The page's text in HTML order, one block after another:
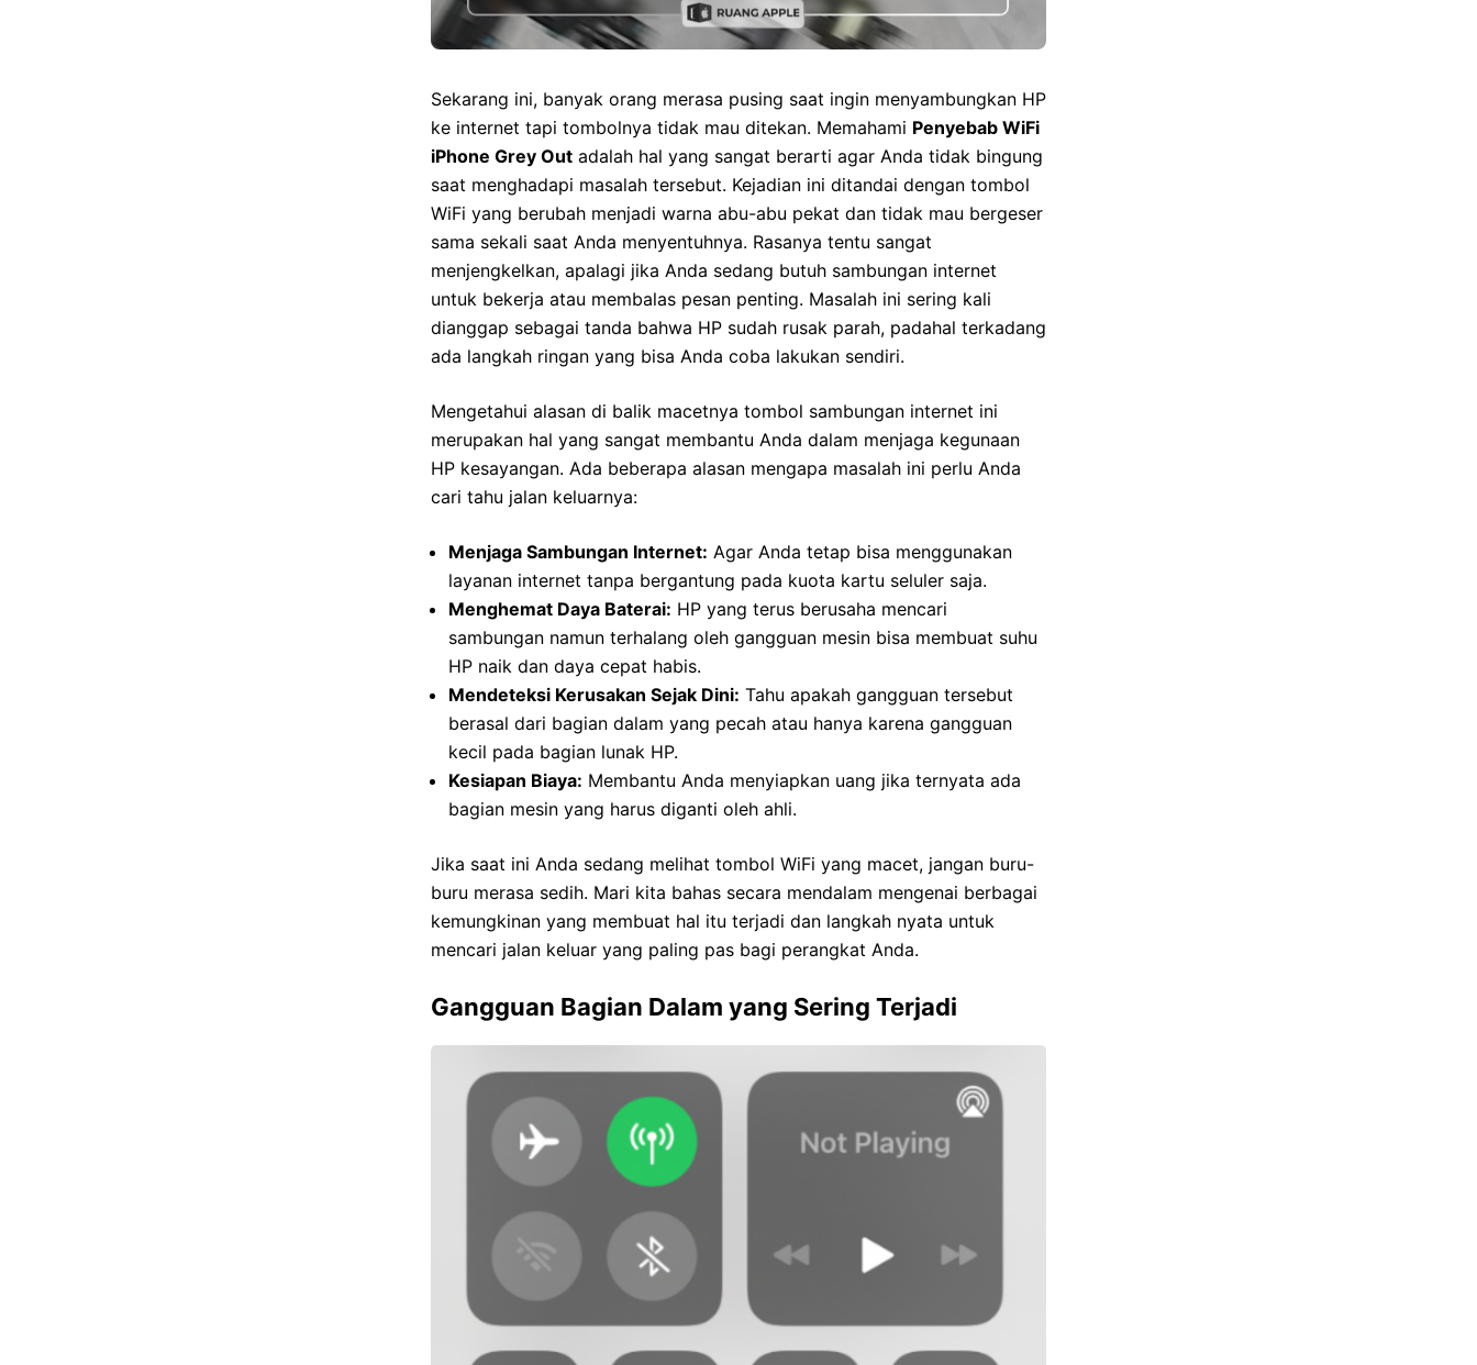
Sekarang ini, banyak orang merasa pusing saat ingin menyambungkan HP
ke internet tapi tombolnya tidak mau ditekan. Memahami Penyebab WiFi
iPhone Grey Out adalah hal yang sangat berarti agar Anda tidak bingung
saat menghadapi masalah tersebut. Kejadian ini ditandai dengan tombol
WiFi yang berubah menjadi warna abu-abu pekat dan tidak mau bergeser
sama sekali saat Anda menyentuhnya. Rasanya tentu sangat
menjengkelkan, apalagi jika Anda sedang butuh sambungan internet
untuk bekerja atau membalas pesan penting. Masalah ini sering kali
dianggap sebagai tanda bahwa HP sudah rusak parah, padahal terkadang
ada langkah ringan yang bisa Anda coba lakukan sendiri.
Mengetahui alasan di balik macetnya tombol sambungan internet ini
merupakan hal yang sangat membantu Anda dalam menjaga kegunaan
HP kesayangan. Ada beberapa alasan mengapa masalah ini perlu Anda
cari tahu jalan keluarnya:
Menjaga Sambungan Internet: Agar Anda tetap bisa menggunakan
layanan internet tanpa bergantung pada kuota kartu seluler saja.
Menghemat Daya Baterai: HP yang terus berusaha mencari
sambungan namun terhalang oleh gangguan mesin bisa membuat suhu
HP naik dan daya cepat habis.
Mendeteksi Kerusakan Sejak Dini: Tahu apakah gangguan tersebut
berasal dari bagian dalam yang pecah atau hanya karena gangguan
kecil pada bagian lunak HP.
Kesiapan Biaya: Membantu Anda menyiapkan uang jika ternyata ada
bagian mesin yang harus diganti oleh ahli.
Jika saat ini Anda sedang melihat tombol WiFi yang macet, jangan buru-
buru merasa sedih. Mari kita bahas secara mendalam mengenai berbagai
kemungkinan yang membuat hal itu terjadi dan langkah nyata untuk
mencari jalan keluar yang paling pas bagi perangkat Anda.
Gangguan Bagian Dalam yang Sering Terjadi